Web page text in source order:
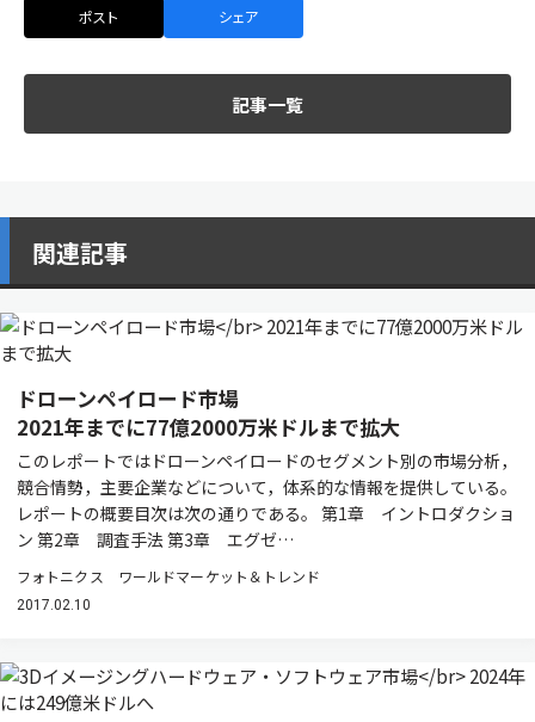
ポスト シェア
記事一覧
関連記事
ドローンペイロード市場
2021年までに77億2000万米ドルまで拡大
このレポートではドローンペイロードのセグメント別の市場分析，
競合情勢，主要企業などについて，体系的な情報を提供している。
レポートの概要目次は次の通りである。 第1章 イントロダクショ
ン 第2章 調査手法 第3章 エグゼ…
フォトニクス ワールドマーケット＆トレンド
2017.02.10